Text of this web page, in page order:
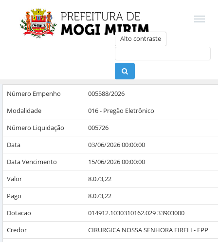
Alto contraste
Número Empenho
005588/2026
Modalidade
016 - Pregão Eletrônico
Número Liquidação
005726
Data
03/06/2026 00:00:00
Data Vencimento
15/06/2026 00:00:00
Valor
8.073,22
Pago
8.073,22
Dotacao
014912.1030310162.029 33903000
Credor
CIRURGICA NOSSA SENHORA EIRELI - EPP